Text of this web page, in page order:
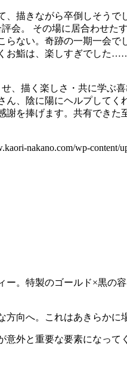
描きながら卒倒しそう
会。 その場に居合わせ
ない。奇跡の一期一会で
お鮨は、楽しすぎでした
描く楽しさ・共に学ぶ
、陰に陽にヘルプして
を捧げます。共有できた
nakano.com/wp-content/
。特製のゴールド×黒の
方向へ。これはあきらか
外と重要な要素になっ